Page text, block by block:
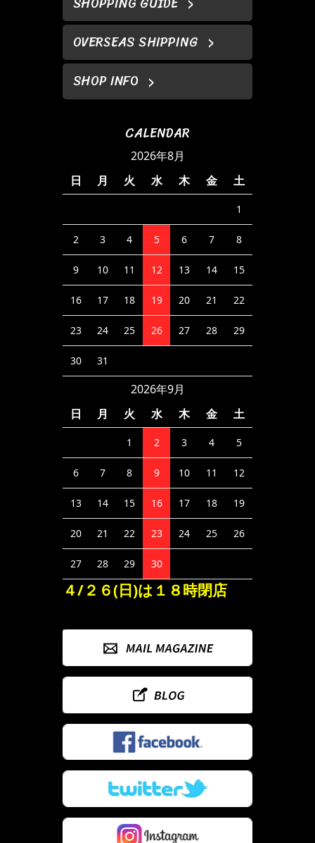
OVERSEAS SHIPPING
SHOP INFO
CALENDAR
2026年8月
日
月 火 水 木 金 土
1
2 3 4 5 6 7 8
9 10 11 12 13 14 15
16 17 18 19 20 21 22
23 24 25 26 27 28 29
30 31
2026年9月
日
月 火 水 木 金 土
1 2 3 4 5
6 7 8 9 10 11 12
13 14 15 16 17 18 19
20 21 22 23 24 25 26
27 28 29 30
４/２６(日)は１８時閉店